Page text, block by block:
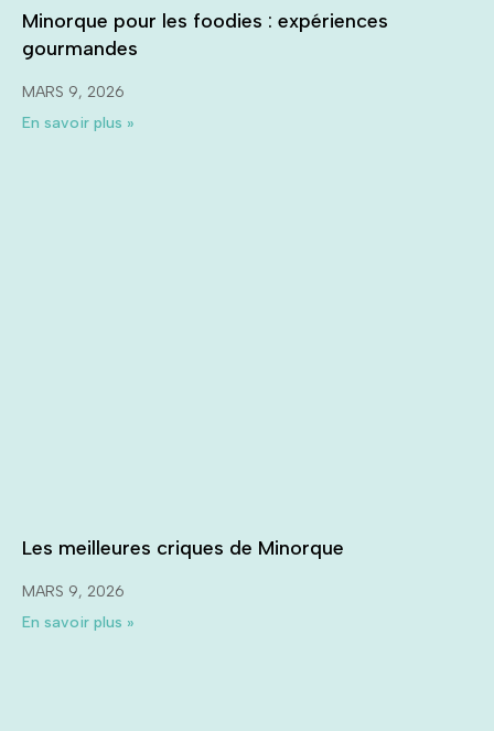
Minorque pour les foodies : expériences
gourmandes
MARS 9, 2026
En savoir plus »
Les meilleures criques de Minorque
MARS 9, 2026
En savoir plus »